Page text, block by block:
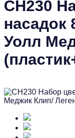
CH230
Уолл